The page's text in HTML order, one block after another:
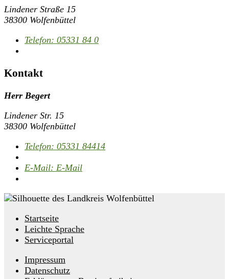
Lindener Straße 15
38300 Wolfenbüttel
Telefon: 05331 84 0
Kontakt
Herr Begert
Lindener Str. 15
38300 Wolfenbüttel
Telefon: 05331 84414
E-Mail: E-Mail
Startseite
Leichte Sprache
Serviceportal
Impressum
Datenschutz